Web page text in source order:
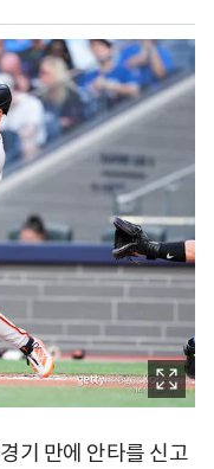
기 만에 안타를 신고